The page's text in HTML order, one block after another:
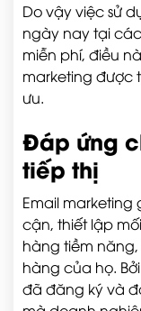
Do vậy việc sử
ngày nay tại
miễn phí, điều
marketing được
ưu.
Đáp ứng
tiếp thị
Email
cận, thiết lập
hàng tiềm
hàng của họ.
đã đăng ký và